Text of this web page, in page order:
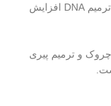
از طرفی دیگر سرم روشن کننده برایت مکس با ترمیم DNA افزایش
و ترمیم پیری